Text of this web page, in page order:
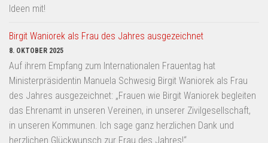
Ideen mit!
Birgit Waniorek als Frau des Jahres ausgezeichnet
8. OKTOBER 2025
Auf ihrem Empfang zum Internationalen Frauentag hat
Ministerpräsidentin Manuela Schwesig Birgit Waniorek als Frau
des Jahres ausgezeichnet: „Frauen wie Birgit Waniorek begleiten
das Ehrenamt in unseren Vereinen, in unserer Zivilgesellschaft,
in unseren Kommunen. Ich sage ganz herzlichen Dank und
herzlichen Glückwunsch zur Frau des Jahres!“